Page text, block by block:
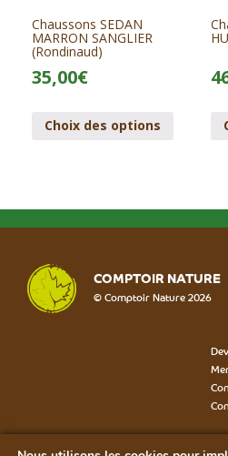
Chaussons SEDAN
MARRON SANGLIER
(Rondinaud)
35,00€
Choix des options
COMPTOIR NATURE
© Comptoir Nature 2026